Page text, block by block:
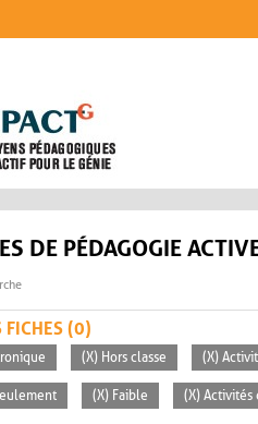
DE PÉDAGOGIE
FICHES (0)
(X) Hors classe (X)
(X) Faible (X)